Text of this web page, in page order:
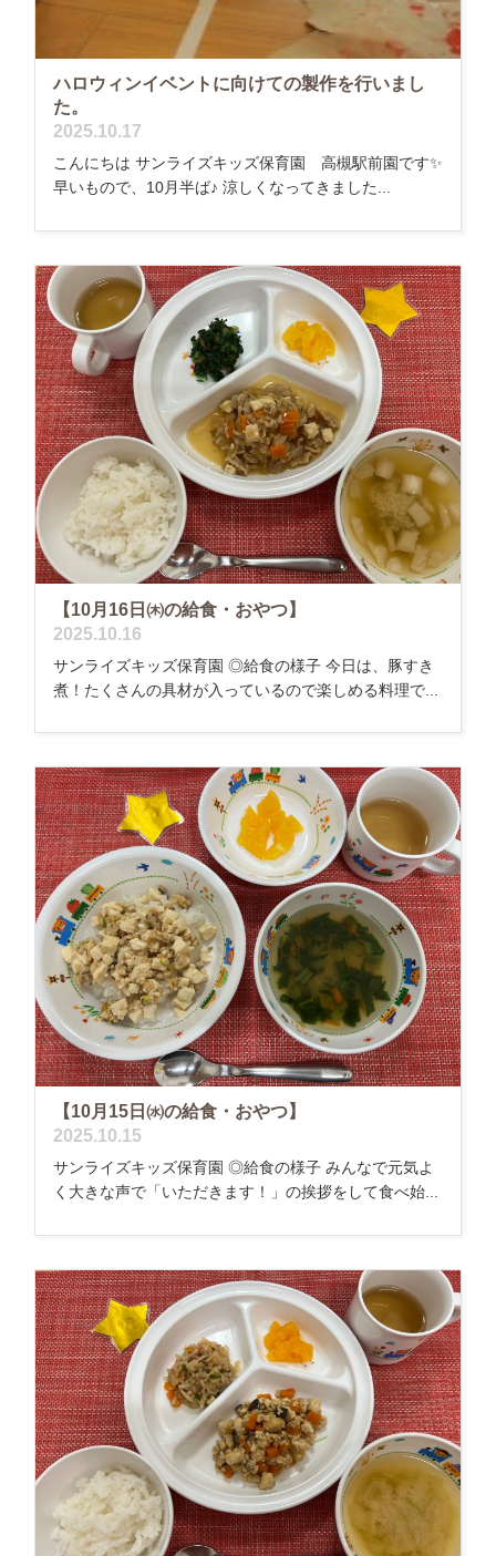
ハロウィンイベントに向けての製作を行いまし
た。
2025.10.17
こんにちは サンライズキッズ保育園 高槻駅前園です✨
早いもので、10月半ば♪ 涼しくなってきました...
【10月16日㈭の給食・おやつ】
2025.10.16
サンライズキッズ保育園 ◎給食の様子 今日は、豚すき
煮！たくさんの具材が入っているので楽しめる料理で...
【10月15日㈬の給食・おやつ】
2025.10.15
サンライズキッズ保育園 ◎給食の様子 みんなで元気よ
く大きな声で「いただきます！」の挨拶をして食べ始...